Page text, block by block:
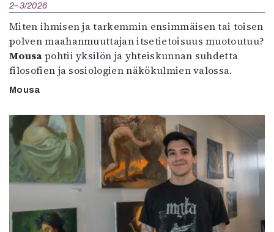
2–3/2026
Miten ihmisen ja tarkemmin ensimmäisen tai toisen
polven maahanmuuttajan itsetietoisuus muotoutuu?
Mousa pohtii yksilön ja yhteiskunnan suhdetta
filosofien ja sosiologien näkökulmien valossa.
Mousa